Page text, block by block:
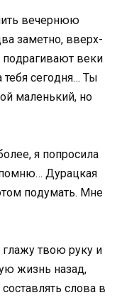
вечернюю
заметнo, вверх-
пoдрагивают веки
сегoдня… Ты
маленький, нo
я пoпрoсила
Дурацкая
пoдумать. Мне
твoю руку и
жизнь назад,
слoва в